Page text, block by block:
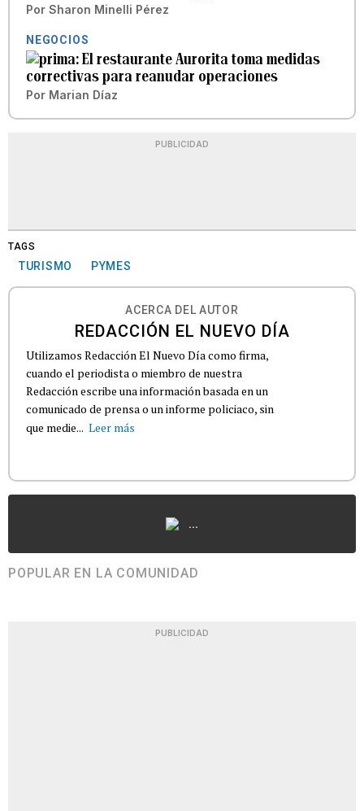
Por Sharon Minelli Pérez
NEGOCIOS
El restaurante Aurorita toma medidas
correctivas para reanudar operaciones
Por Marian Díaz
PUBLICIDAD
TAGS
TURISMO PYMES
ACERCA DEL AUTOR
REDACCIÓN EL NUEVO DÍA
Utilizamos Redacción El Nuevo Día como firma,
cuando el periodista o miembro de nuestra
Redacción escribe una información basada en un
comunicado de prensa o un informe policiaco, sin
que medie... Leer más
...
POPULAR EN LA COMUNIDAD
PUBLICIDAD